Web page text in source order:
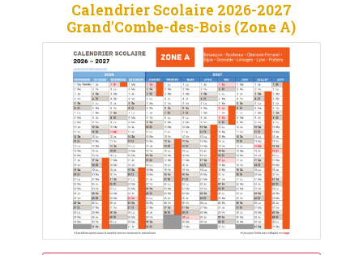
Calendrier Scolaire 2026-2027
Grand'Combe-des-Bois (Zone A)